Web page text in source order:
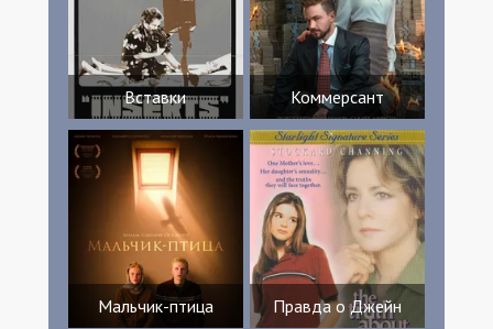
Вставки Коммерсант
Мальчик-птица Правда о Джейн